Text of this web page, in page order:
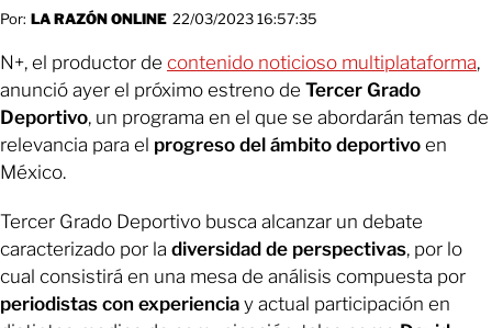
Por: LA RAZÓN ONLINE 22/03/2023 16:57:35
N+, el productor de contenido noticioso multiplataforma,
anunció ayer el próximo estreno de Tercer Grado
Deportivo, un programa en el que se abordarán temas de
relevancia para el progreso del ámbito deportivo en
México.
Tercer Grado Deportivo busca alcanzar un debate
caracterizado por la diversidad de perspectivas, por lo
cual consistirá en una mesa de análisis compuesta por
periodistas con experiencia y actual participación en